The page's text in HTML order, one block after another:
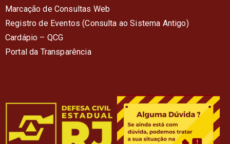
Marcação de Consultas Web
Registro de Eventos (Consulta ao Sistema Antigo)
Cardápio – QCG
Portal da Transparência